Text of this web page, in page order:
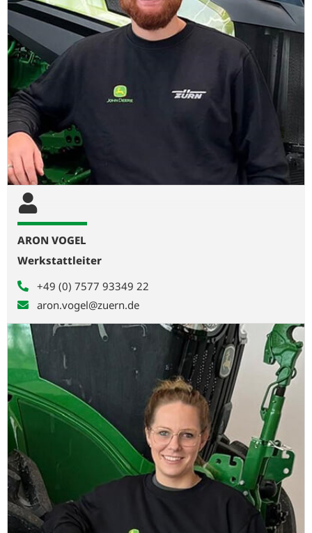
ARON VOGEL
Werkstattleiter
+49 (0) 7577 93349 22
aron.vogel@zuern.de